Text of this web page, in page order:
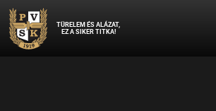
TÜRELEM ÉS ALÁZAT,
EZ A SIKER TITKA!